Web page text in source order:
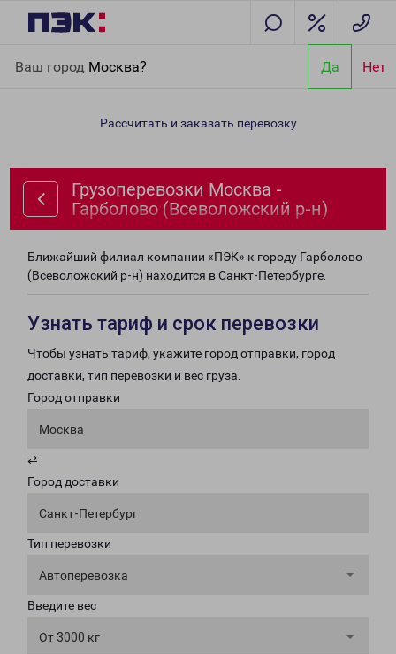
Ваш город Москва? Да Нет
(Всеволожский р-н)
Рассчитать и заказать перевозку
Грузоперевозки Москва -
Гарболово (Всеволожский р-н)
Ближайший филиал компании «ПЭК» к городу Гарболово
(Всеволожский р-н) находится в Санкт-Петербурге.
Узнать тариф и срок перевозки
Чтобы узнать тариф, укажите город отправки, город
доставки, тип перевозки и вес груза.
Город отправки
Москва
⇄
Город доставки
Санкт-Петербург
Тип перевозки
Автоперевозка
Введите вес
От 3000 кг